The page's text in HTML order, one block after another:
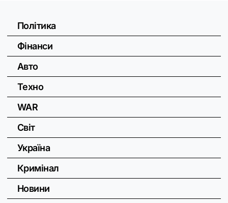
Політика
Фінанси
Авто
Техно
WAR
Світ
Україна
Кримінал
Новини